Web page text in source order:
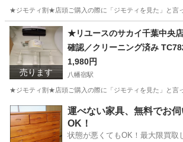
★ジモティ割★店頭ご購入の際に「ジモティを見た」と言
千葉 千葉市 蘇我駅 バッグ サカイ
売ります
★リユースのサカイ千葉中央店★ LEDライト
確認／クリーニング済み
1,980円
八幡宿駅
★ジモティ割★店頭ご購入の際に「ジモティを見た」と言
千葉 千葉市 八幡宿駅 生活家電
運べない家具、無料でお
OK！
状態が悪くてもOK！最大限買取